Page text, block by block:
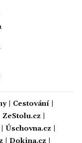
| Cestování|
ZeStolu.cz
Úschovna.cz
Dokina.cz